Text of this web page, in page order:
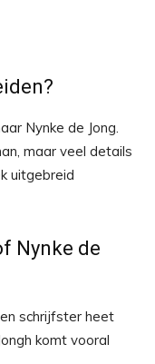
Nynke de Jong.
maar veel details
uitgebreid
Nynke de
schrijfster heet
komt vooral